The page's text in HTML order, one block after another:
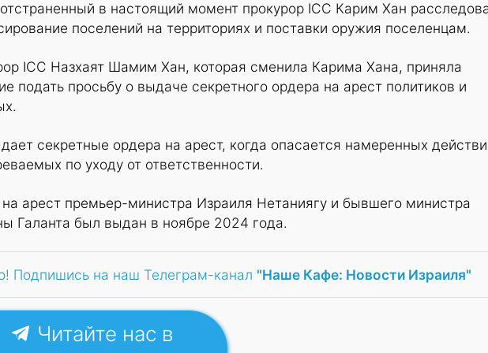
в настоящий момент прокурор ICC Карим Хан
поселений на территориях и поставки оружия поселенцам.
ICC Назхаят Шамим Хан, которая сменила Карима Хана, приняла
подать просьбу о выдаче секретного ордера на арест политиков и
секретные ордера на арест, когда опасается намеренных
по уходу от ответственности.
арест премьер-министра Израиля Нетаниягу и бывшего министра
Галанта был выдан в ноябре 2024 года.
Подпишись на наш Телеграм-канал "Наше Кафе: Новости Израиля"
Читайте нас в